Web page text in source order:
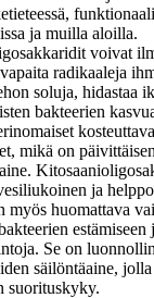
ja muilla aloilla.
voivat
radikaaleja
soluja, hidastaa
bakteerien
mikä on
ja
myös huomattava
estämiseen
Se on
säilöntäaine, jolla
suorituskyky.